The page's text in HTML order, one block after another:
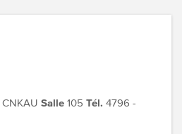
CNKAU Salle 105 Tél. 4796 -